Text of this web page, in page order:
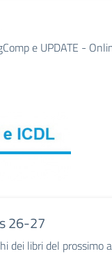
e UPDATE -
26-27
dei libri del prossimo